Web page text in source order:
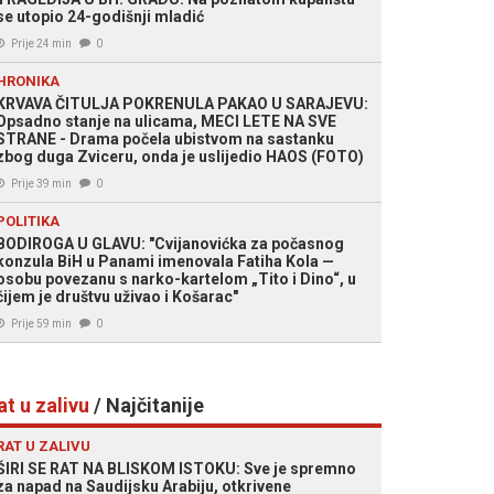
utopio 24-godišnji mladić
Prije 24 min 0
ČITULJA POKRENULA PAKAO U SARAJEVU:
stanje na ulicama, MECI LETE NA SVE
- Drama počela ubistvom na sastanku
duga Zviceru, onda je uslijedio HAOS (FOTO)
Prije 39 min 0
U GLAVU: "Cvijanovićka za počasnog
BiH u Panami imenovala Fatiha Kola —
povezanu s narko-kartelom „Tito i Dino“, u
je društvu uživao i Košarac"
Prije 59 min 0
u zalivu / Najčitanije
U ZALIVU
SE RAT NA BLISKOM ISTOKU: Sve je spremno
napad na Saudijsku Arabiju, otkrivene